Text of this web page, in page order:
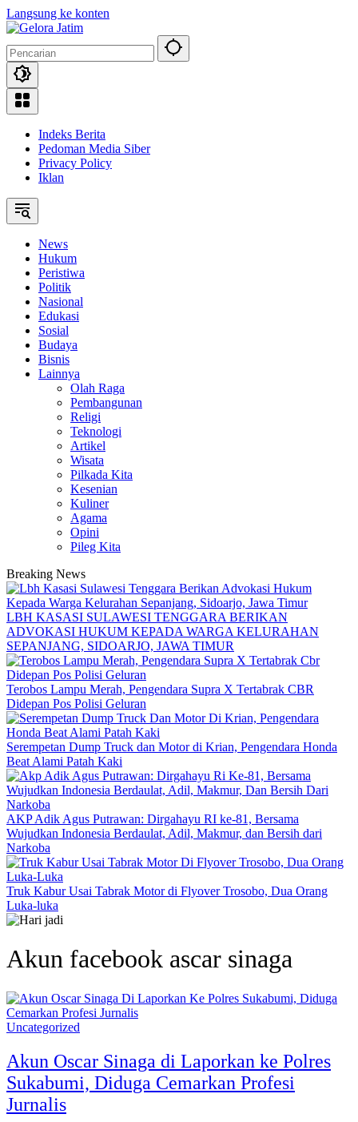
Langsung ke konten
Indeks Berita
Pedoman Media Siber
Privacy Policy
Iklan
News
Hukum
Peristiwa
Politik
Nasional
Edukasi
Sosial
Budaya
Bisnis
Lainnya
Olah Raga
Pembangunan
Religi
Teknologi
Artikel
Wisata
Pilkada Kita
Kesenian
Kuliner
Agama
Opini
Pileg Kita
Breaking News
LBH KASASI SULAWESI TENGGARA BERIKAN
ADVOKASI HUKUM KEPADA WARGA KELURAHAN
SEPANJANG, SIDOARJO, JAWA TIMUR
Terobos Lampu Merah, Pengendara Supra X Tertabrak CBR
Didepan Pos Polisi Geluran
Serempetan Dump Truck dan Motor di Krian, Pengendara Honda
Beat Alami Patah Kaki
AKP Adik Agus Putrawan: Dirgahayu RI ke-81, Bersama
Wujudkan Indonesia Berdaulat, Adil, Makmur, dan Bersih dari
Narkoba
Truk Kabur Usai Tabrak Motor di Flyover Trosobo, Dua Orang
Luka-luka
Akun facebook ascar sinaga
Uncategorized
Akun Oscar Sinaga di Laporkan ke Polres
Sukabumi, Diduga Cemarkan Profesi
Jurnalis